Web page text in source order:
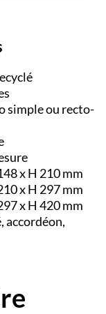
simple ou recto-
x H 210 mm
x H 297 mm
x H 420 mm
accordéon,